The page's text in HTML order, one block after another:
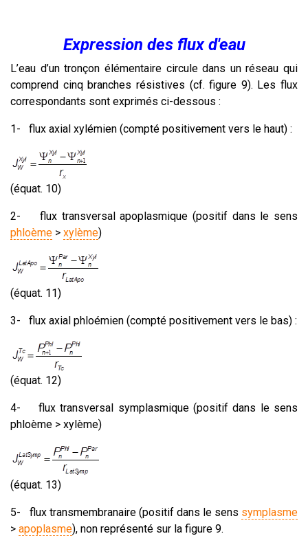
Expression des flux d'eau
L’eau d’un tronçon élémentaire circule dans un réseau qui
comprend cinq branches résistives (cf. figure 9). Les flux
correspondants sont exprimés ci-dessous :
1- flux axial xylémien (compté positivement vers le haut) :
(équat. 10)
2-
flux transversal apoplasmique (positif dans le sens
phloème > xylème)
(équat. 11)
3- flux axial phloémien (compté positivement vers le bas) :
(équat. 12)
4-
flux transversal symplasmique (positif dans le sens
phloème > xylème)
(équat. 13)
5- flux transmembranaire (positif dans le sens symplasme
> apoplasme), non représenté sur la figure 9.